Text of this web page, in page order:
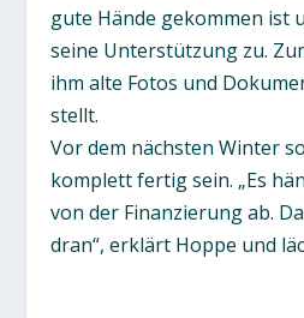
gute Hände gekommen ist
seine Unterstützung zu.
ihm alte Fotos und
stellt.
Vor dem nächsten Winter
komplett fertig sein. „Es
von der Finanzierung ab.
dran“, erklärt Hoppe und